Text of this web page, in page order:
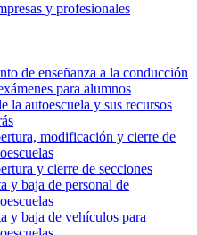
y profesionales
de enseñanza a la conducción
para alumnos
la autoescuela y sus recursos
modificación y cierre de
y cierre de secciones
y baja de personal de
y baja de vehículos para